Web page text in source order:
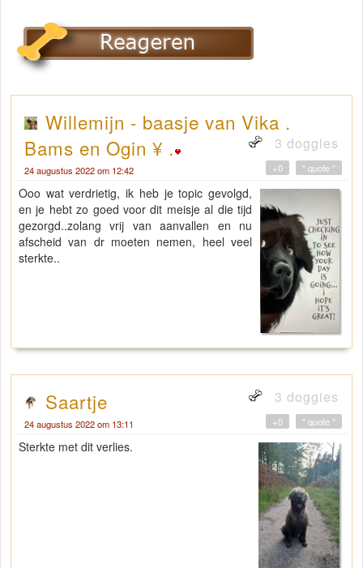
Willemijn - baasje van Vika .
Bams en Ogin ¥ .
3 doggies
24 augustus 2022 om 12:42 " quote "
+0
Ooo wat verdrietig, ik heb je topic gevolgd,
en je hebt zo goed voor dit meisje al die tijd
gezorgd..zolang vrij van aanvallen en nu
afscheid van dr moeten nemen, heel veel
sterkte..
Saartje 3 doggies
24 augustus 2022 om 13:11 " quote "
+0
Sterkte met dit verlies.